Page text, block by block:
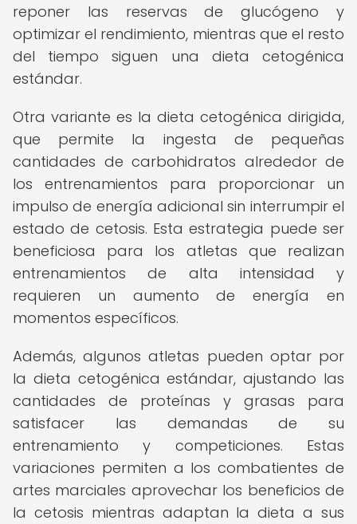
reponer las reservas de glucógeno y
optimizar el rendimiento, mientras que el resto
del tiempo siguen una dieta cetogénica
estándar.
Otra variante es la dieta cetogénica dirigida,
que permite la ingesta de pequeñas
cantidades de carbohidratos alrededor de
los entrenamientos para proporcionar un
impulso de energía adicional sin interrumpir el
estado de cetosis. Esta estrategia puede ser
beneficiosa para los atletas que realizan
entrenamientos de alta intensidad y
requieren un aumento de energía en
momentos específicos.
Además, algunos atletas pueden optar por
la dieta cetogénica estándar, ajustando las
cantidades de proteínas y grasas para
satisfacer las demandas de su
entrenamiento y competiciones. Estas
variaciones permiten a los combatientes de
artes marciales aprovechar los beneficios de
la cetosis mientras adaptan la dieta a sus